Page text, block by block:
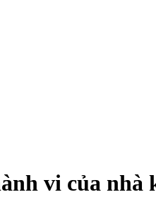
vi của nhà